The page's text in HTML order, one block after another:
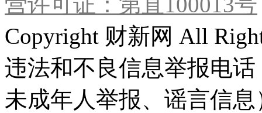
Copyright 财新网 All
违法和不良信息举报电
未成年人举报、谣言信